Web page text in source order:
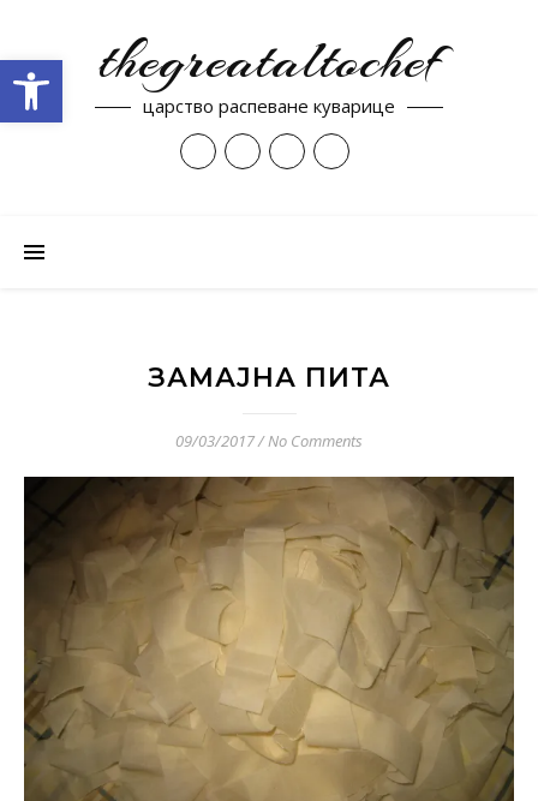
thegreataltochef
царство распеване куварице
ЗАМАЈНА ПИТА
09/03/2017/No Comments
Open toolbar